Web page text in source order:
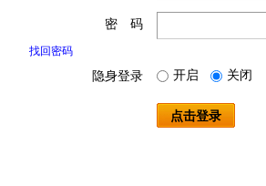
密 码
找回密码
隐身登录 开启 关闭
点击登录